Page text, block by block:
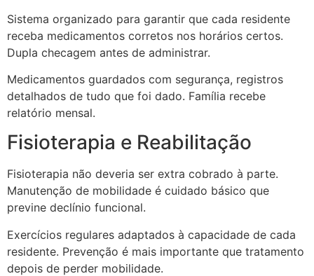
Sistema organizado para garantir que cada residente
receba medicamentos corretos nos horários certos.
Dupla checagem antes de administrar.
Medicamentos guardados com segurança, registros
detalhados de tudo que foi dado. Família recebe
relatório mensal.
Fisioterapia e Reabilitação
Fisioterapia não deveria ser extra cobrado à parte.
Manutenção de mobilidade é cuidado básico que
previne declínio funcional.
Exercícios regulares adaptados à capacidade de cada
residente. Prevenção é mais importante que tratamento
depois de perder mobilidade.